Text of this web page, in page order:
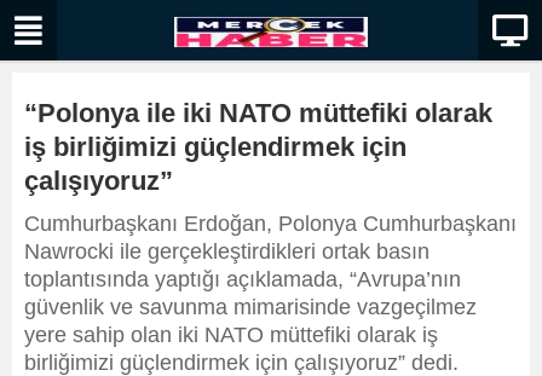
“Polonya ile iki NATO müttefiki olarak
iş birliğimizi güçlendirmek için
çalışıyoruz”
Cumhurbaşkanı Erdoğan, Polonya Cumhurbaşkanı
Nawrocki ile gerçekleştirdikleri ortak basın
toplantısında yaptığı açıklamada, “Avrupa’nın
güvenlik ve savunma mimarisinde vazgeçilmez
yere sahip olan iki NATO müttefiki olarak iş
birliğimizi güçlendirmek için çalışıyoruz” dedi.